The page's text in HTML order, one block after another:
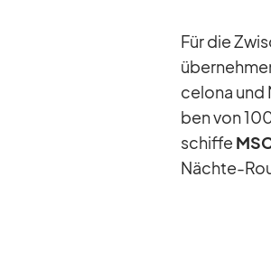
Für die
ce­lona und
ben von
schiffe
Nächte-